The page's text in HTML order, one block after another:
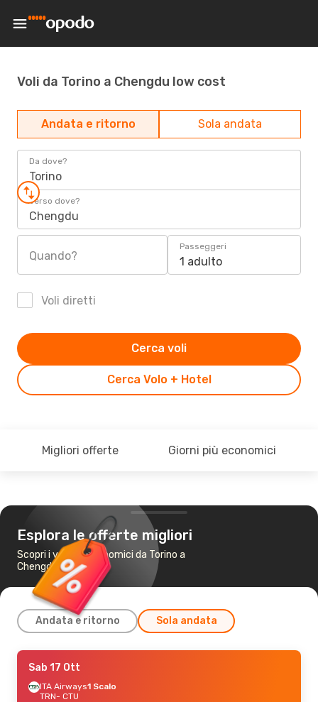
Voli da Torino a Chengdu low cost
Andata e ritorno Sola andata
Da dove?
Torino
Verso dove?
Chengdu
Quando?
Passeggeri
1 adulto
Voli diretti
Cerca Volo + Hotel
Cerca voli
Migliori offerte Giorni più economici
Esplora le offerte migliori
Scopri i voli più economici da Torino a
Chengdu
Andata e ritorno Sola andata
Mar 13 Ott
Lufthansa1 Scalo
TRN- CTU
Sab 17 Ott
ITA Airways1 Scalo
TRN- CTU